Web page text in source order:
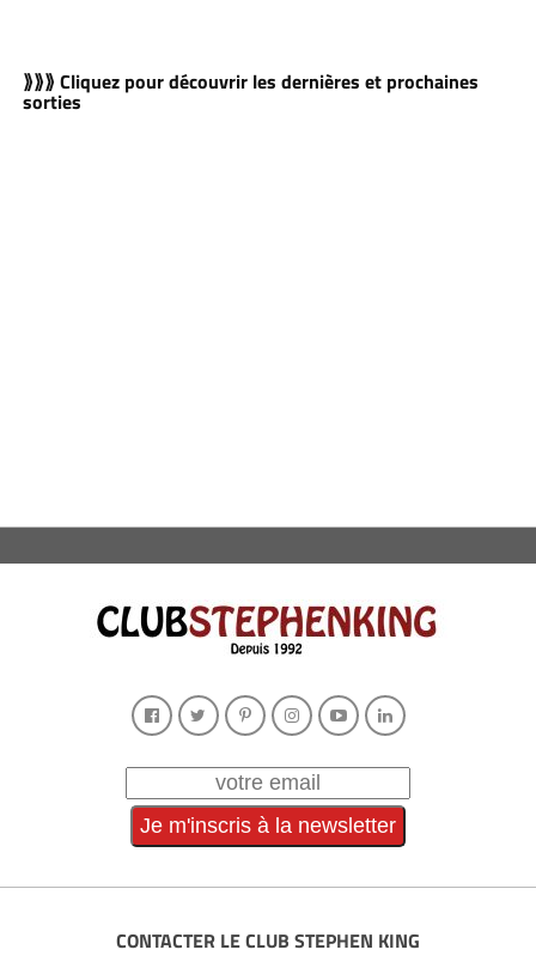
⟫⟫⟫ Cliquez pour découvrir les dernières et prochaines
sorties
CONTACTER LE CLUB STEPHEN KING